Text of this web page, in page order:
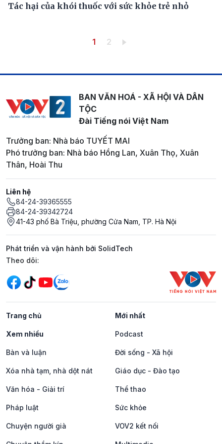
Tác hại của khói thuốc với sức khỏe trẻ nhỏ
Trang hiện thời
1 Trang
2
BAN VĂN HOÁ - XÃ HỘI VÀ DÂN
TỘC
Đài Tiếng nói Việt Nam
Trưởng ban: Nhà báo TUYẾT MAI
Phó trưởng ban: Nhà báo Hồng Lan, Xuân Thọ, Xuân
Thân, Hoài Thu
Liên hệ
84-24-39365555
84-24-39342724
41-43 phố Bà Triệu, phường Cửa Nam, TP. Hà Nội
Phát triển và vận hành bởi SolidTech
Mạng xã hội
Theo dõi:
Trang chủ Mới nhất
Xem nhiều Podcast
Bàn và luận Đời sống - Xã hội
Xóa nhà tạm, nhà dột nát Giáo dục - Đào tạo
Văn hóa - Giải trí Thể thao
Pháp luật Sức khỏe
Chuyện người già VOV2 kết nối